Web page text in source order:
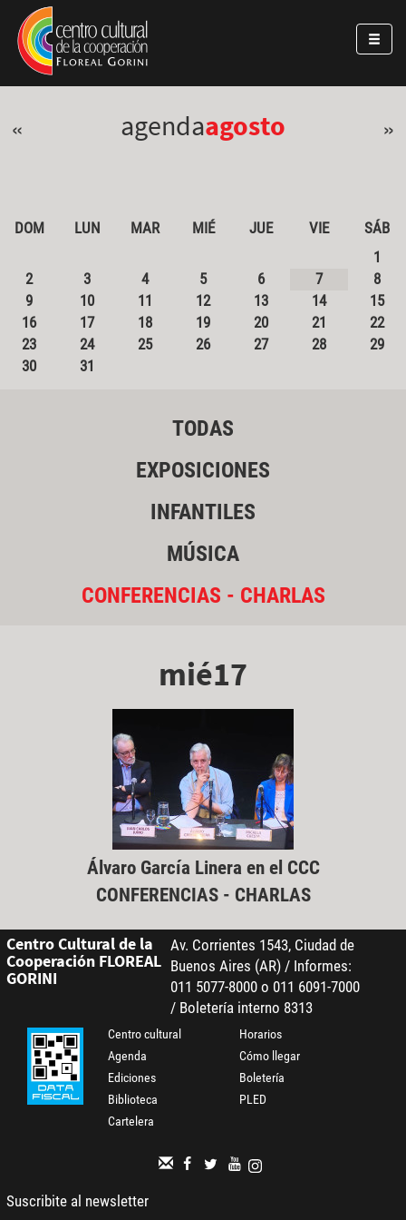
Pasar al contenido principal
Jump to main content
« agendaagosto »
DOM LUN MAR MIÉ JUE VIE
SÁB
1
2
3 4 5 6 7
8
9
10 11 12 13 14
15
16
17 18 19 20 21
22
23
24 25 26 27 28
29
30
31
TODAS
EXPOSICIONES
INFANTILES
MÚSICA
CONFERENCIAS - CHARLAS
mié17
Álvaro García Linera en el CCC
CONFERENCIAS - CHARLAS
Centro Cultural de la
Cooperación FLOREAL
GORINI
Av. Corrientes 1543, Ciudad de
Buenos Aires (AR) / Informes:
011 5077-8000 o 011 6091-7000
/ Boletería interno 8313
Centro cultural
Agenda
Ediciones
Biblioteca
Cartelera
Horarios
Cómo llegar
Boletería
PLED
Suscribite al newsletter